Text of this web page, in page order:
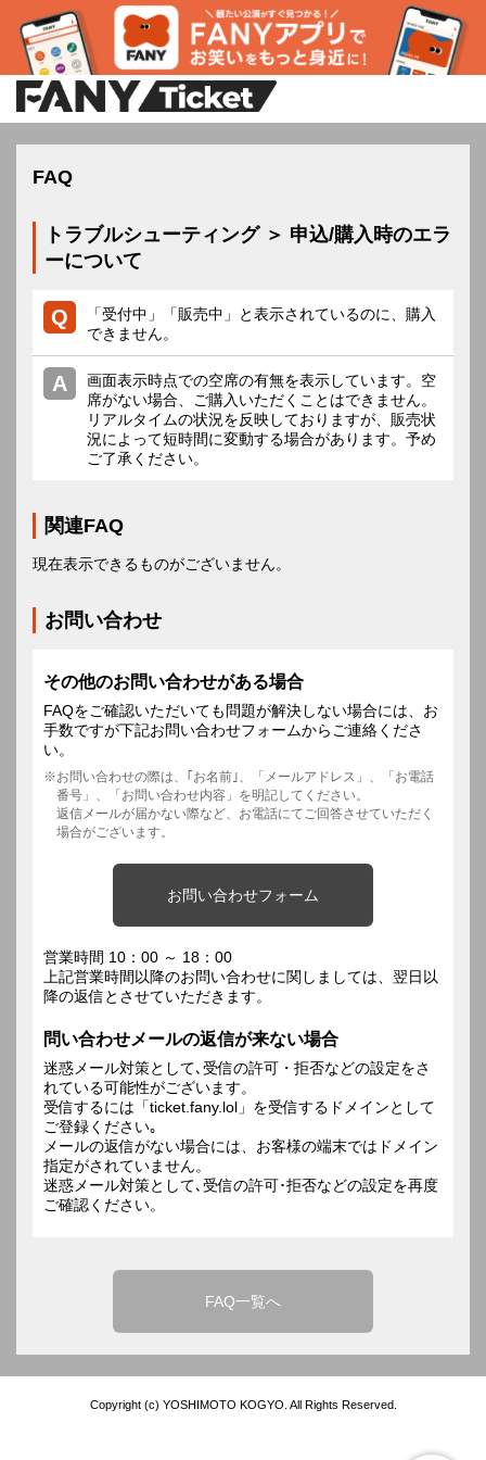
FAQ
トラブルシューティング ＞ 申込/購入時のエラ
ーについて
「受付中」「販売中」と表示されているのに、購入
できません。
画面表示時点での空席の有無を表示しています。空
席がない場合、ご購入いただくことはできません。
リアルタイムの状況を反映しておりますが、販売状
況によって短時間に変動する場合があります。予め
ご了承ください。
関連FAQ
現在表示できるものがございません。
お問い合わせ
その他のお問い合わせがある場合
FAQをご確認いただいても問題が解決しない場合には、お
手数ですが下記お問い合わせフォームからご連絡くださ
い。
お問い合わせの際は、｢お名前｣、「メールアドレス」、「お電話
番号」、「お問い合わせ内容」を明記してください。
返信メールが届かない際など、お電話にてご回答させていただく
場合がございます。
お問い合わせフォーム
営業時間 10：00 ～ 18：00
上記営業時間以降のお問い合わせに関しましては、翌日以
降の返信とさせていただきます。
問い合わせメールの返信が来ない場合
迷惑メール対策として､受信の許可・拒否などの設定をさ
れている可能性がございます。
受信するには「ticket.fany.lol」を受信するドメインとして
ご登録ください｡
メールの返信がない場合には、お客様の端末ではドメイン
指定がされていません。
迷惑メール対策として､受信の許可･拒否などの設定を再度
ご確認ください。
FAQ一覧へ
Copyright (c) YOSHIMOTO KOGYO. All Rights Reserved.